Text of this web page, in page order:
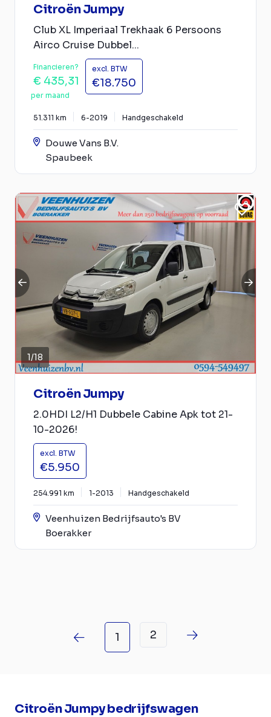
Citroën Jumpy
Club XL Imperiaal Trekhaak 6 Persoons
Airco Cruise Dubbel...
Financieren?
€ 435,31
per maand
excl. BTW
€18.750
51.311 km 6-2019 Handgeschakeld
Douwe Vans B.V.
Spaubeek
1/18
Citroën Jumpy
2.0HDI L2/H1 Dubbele Cabine Apk tot 21-
10-2026!
excl. BTW
€5.950
254.991 km 1-2013 Handgeschakeld
Veenhuizen Bedrijfsauto's BV
Boerakker
1 2
Citroën Jumpy bedrijfswagen